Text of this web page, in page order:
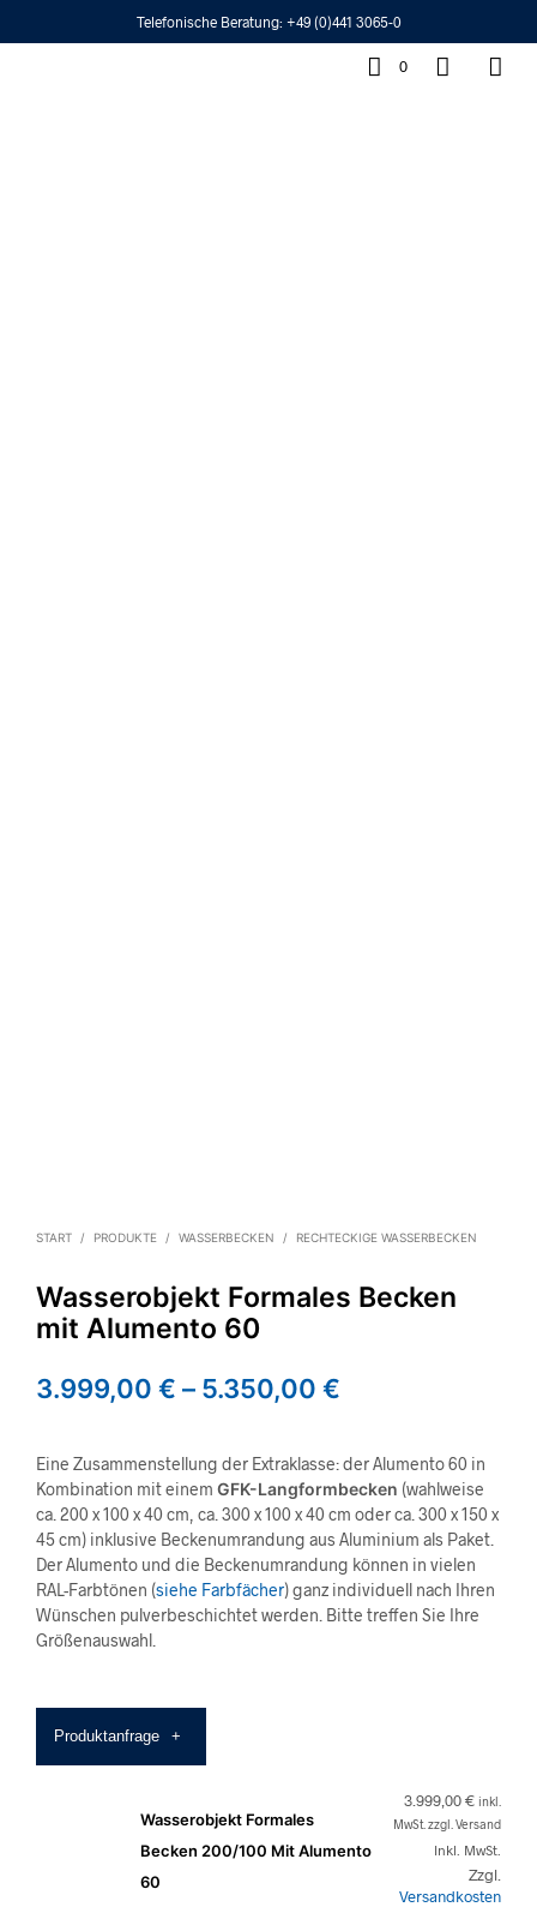
Telefonische Beratung: +49 (0)441 3065-0
0
START / PRODUKTE / WASSERBECKEN / RECHTECKIGE WASSERBECKEN
Wasserobjekt Formales Becken
mit Alumento 60
3.999,00 € – 5.350,00 €
Eine Zusammenstellung der Extraklasse: der Alumento 60 in
Kombination mit einem GFK-Langformbecken (wahlweise
ca. 200 x 100 x 40 cm, ca. 300 x 100 x 40 cm oder ca. 300 x 150 x
45 cm) inklusive Beckenumrandung aus Aluminium als Paket.
Der Alumento und die Beckenumrandung können in vielen
RAL-Farbtönen (siehe Farbfächer) ganz individuell nach Ihren
Wünschen pulverbeschichtet werden. Bitte treffen Sie Ihre
Größenauswahl.
Produktanfrage +
Wasserobjekt Formales
Becken 200/100 Mit Alumento
60
3.999,00€ inkl.
MwSt. zzgl. Versand
Inkl. MwSt.
Zzgl.
Versandkosten